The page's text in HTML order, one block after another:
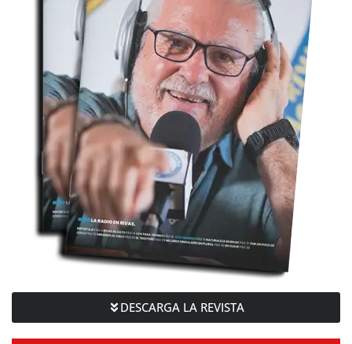
DESCARGA LA REVISTA